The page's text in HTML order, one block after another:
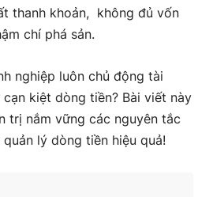
thanh khoản, không đủ vốn
chí phá sản.
nghiệp luôn chủ động tài
kiệt dòng tiền? Bài viết này
trị nắm vững các nguyên tắc
lý dòng tiền hiệu quả!